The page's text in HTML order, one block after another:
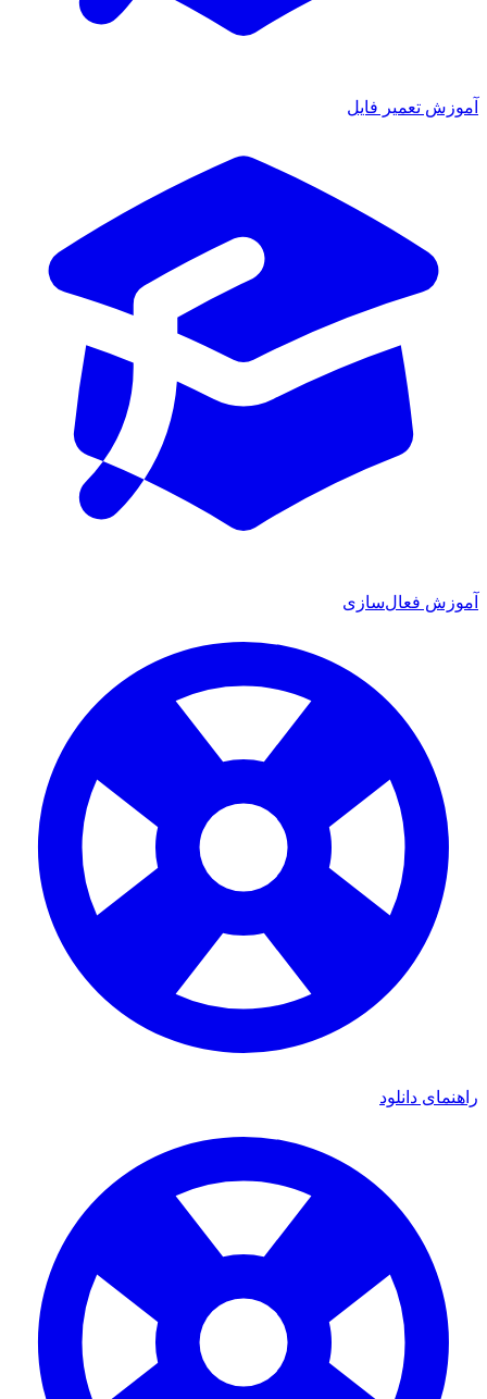
آموزش تعمیر فایل
آموزش فعال‌سازی
راهنمای دانلود